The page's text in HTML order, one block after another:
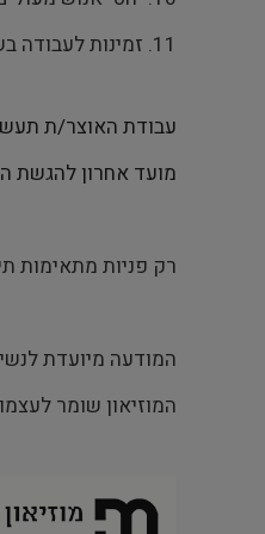
11. זמינות לעבודה בשעות לא שגרתיות.
עבודת האוצר/ת
מועד אחרון להגשת
רק פניות מתאימות
המודעה מיועדת
המוזיאון שומר